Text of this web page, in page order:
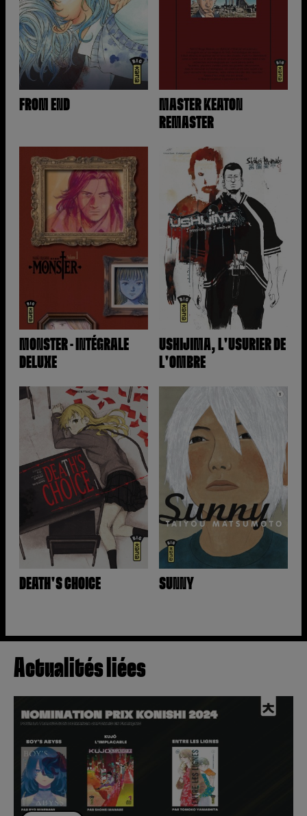
FROM END
MASTER KEATON
REMASTER
MONSTER - INTÉGRALE
DELUXE
USHIJIMA, L'USURIER DE
L'OMBRE
DEATH'S CHOICE SUNNY
Actualités liées